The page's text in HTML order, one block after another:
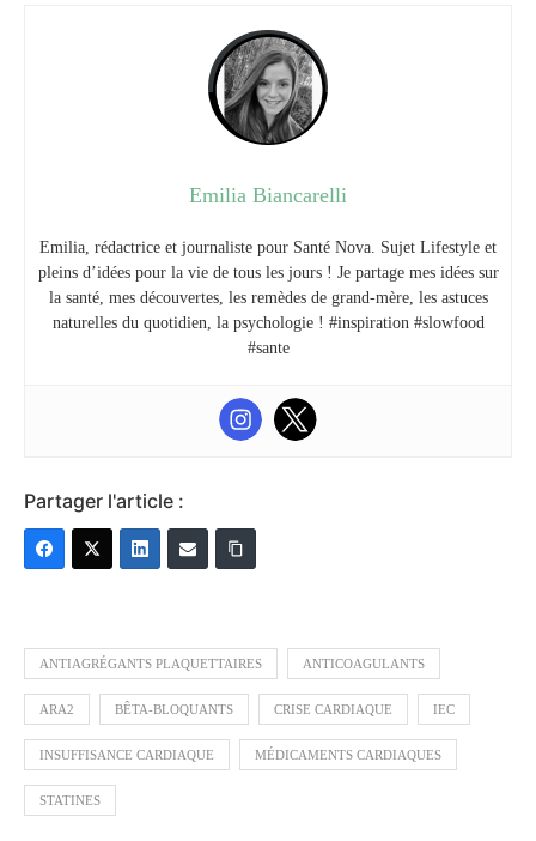
Emilia Biancarelli
Emilia, rédactrice et journaliste pour Santé Nova. Sujet Lifestyle et
pleins d’idées pour la vie de tous les jours ! Je partage mes idées sur
la santé, mes découvertes, les remèdes de grand-mère, les astuces
naturelles du quotidien, la psychologie ! #inspiration #slowfood
#sante
Partager l'article :
ANTIAGRÉGANTS PLAQUETTAIRES ANTICOAGULANTS
ARA2 BÊTA-BLOQUANTS CRISE CARDIAQUE IEC
INSUFFISANCE CARDIAQUE MÉDICAMENTS CARDIAQUES
STATINES